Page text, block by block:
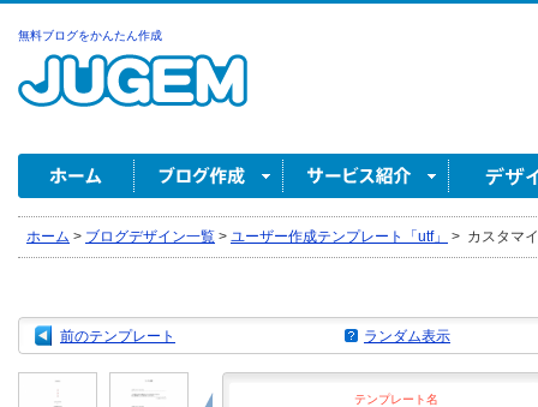
無料ブログをかんたん作成
ホーム > ブログデザイン一覧 > ユーザー作成テンプレート「utf」 > カスタマ
前のテンプレート ランダム表示
テンプレート名